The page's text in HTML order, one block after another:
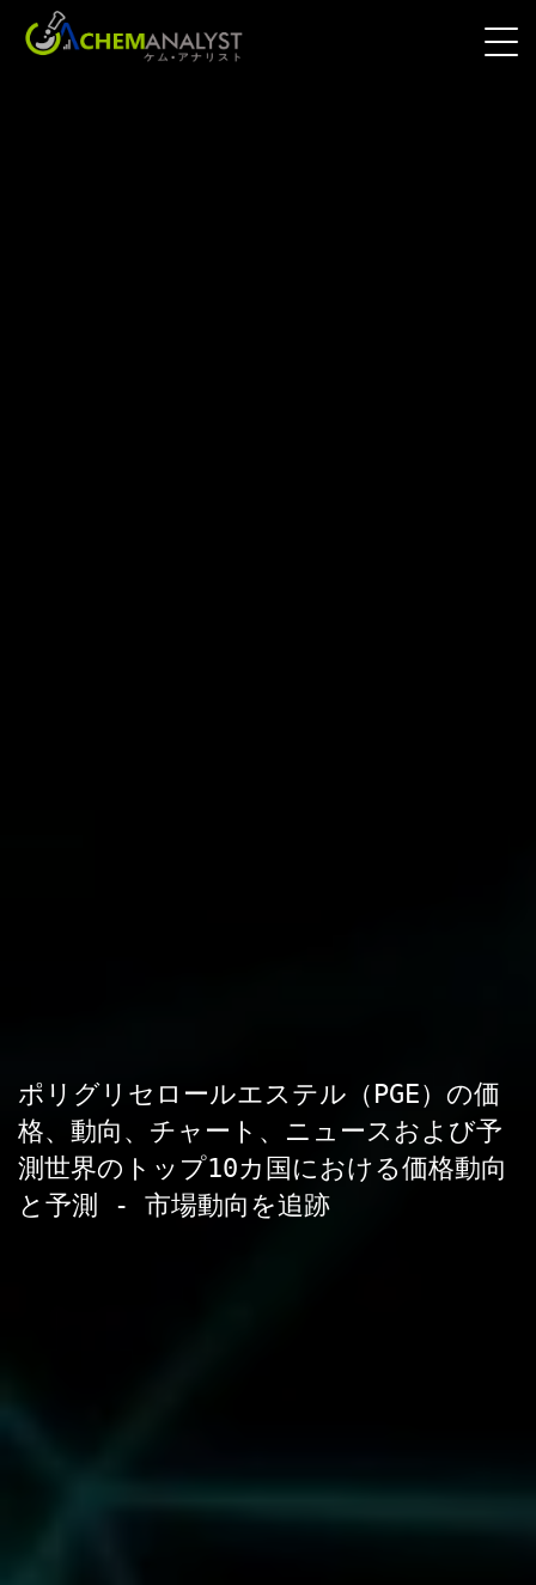
ポリグリセロールエステル（PGE）の価
格、動向、チャート、ニュースおよび予
測世界のトップ10カ国における価格動向
と予測 - 市場動向を追跡